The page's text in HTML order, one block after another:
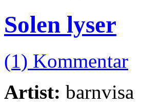
Solen lyser
(1) Kommentar
Artist: barnvisa